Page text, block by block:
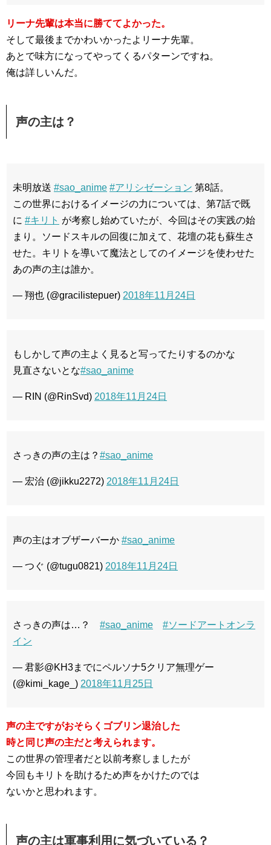
リーナ先輩は本当に勝ててよかった。
そして最後までかわいかったよリーナ先輩。
あとで味方になってやってくるパターンですね。
俺は詳しいんだ。
声の主は？
未明放送 #sao_anime #アリシゼーション 第8話。
この世界におけるイメージの力については、第7話で既
に #キリト が考察し始めていたが、今回はその実践の始
まり。ソードスキルの回復に加えて、花壇の花も蘇生さ
せた。キリトを導いて魔法としてのイメージを使わせた
あの声の主は誰か。
— 翔也 (@gracilistepuer) 2018年11月24日
もしかして声の主よく見ると写ってたりするのかな
見直さないとな#sao_anime
— RIN (@RinSvd) 2018年11月24日
さっきの声の主は？ #sao_anime
— 宏治 (@jikku2272) 2018年11月24日
声の主はオブザーバーか #sao_anime
— つぐ (@tugu0821) 2018年11月24日
さっきの声は…？ #sao_anime
#ソードアートオンラ
イン
— 君影@KH3までにペルソナ5クリア無理ゲー
(@kimi_kage_) 2018年11月25日
声の主ですがおそらくゴブリン退治した
時と同じ声の主だと考えられます。
この世界の管理者だと以前考察しましたが
今回もキリトを助けるため声をかけたのでは
ないかと思われます。
声の主は軍事利用に気づいている？